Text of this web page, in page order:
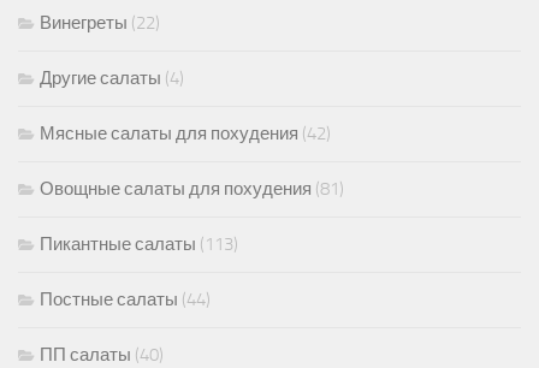
Винегреты (22)
Другие салаты (4)
Мясные салаты для похудения (42)
Овощные салаты для похудения (81)
Пикантные салаты (113)
Постные салаты (44)
ПП салаты (40)